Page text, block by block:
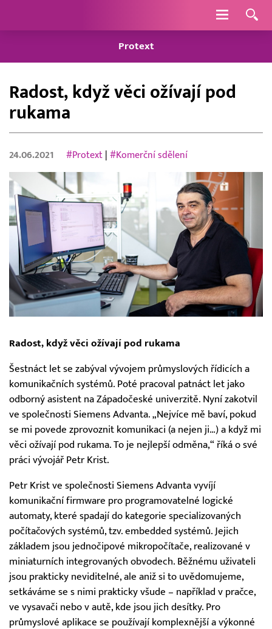
Navigace
Protext
Radost, když věci ožívají pod
rukama
24.06.2021 #Protext |#Komerční sdělení
Radost, když věci ožívají pod rukama
Šestnáct let se zabýval vývojem průmyslových řídicích a
komunikačních systémů. Poté pracoval patnáct let jako
odborný asistent na Západočeské univerzitě. Nyní zakotvil
ve společnosti Siemens Advanta. „Nejvíce mě baví, pokud
se mi povede zprovoznit komunikaci (a nejen ji…) a když mi
věci ožívají pod rukama. To je nejlepší odměna,“ říká o své
práci vývojář Petr Krist.
Petr Krist ve společnosti Siemens Advanta vyvíjí
komunikační firmware pro programovatelné logické
automaty, které spadají do kategorie specializovaných
počítačových systémů, tzv. embedded systémů. Jejich
základem jsou jednočipové mikropočítače, realizované v
miniaturních integrovaných obvodech. Běžnému uživateli
jsou prakticky neviditelné, ale aniž si to uvědomujeme,
setkáváme se s nimi prakticky všude – například v pračce,
ve vysavači nebo v autě, kde jsou jich desítky. Pro
průmyslové aplikace se používají komplexnější a výkonné